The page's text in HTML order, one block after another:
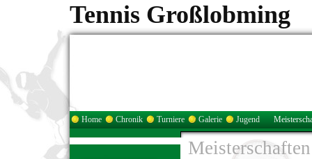
Tennis Großlobming
Home Chronik Turniere Galerie Jugend
Meisterschaften